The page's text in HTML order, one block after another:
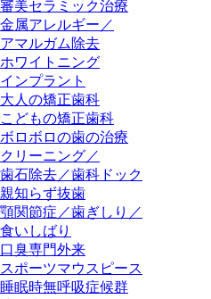
審美セラミック治療
金属アレルギー／
アマルガム除去
ホワイトニング
インプラント
大人の矯正歯科
こどもの矯正歯科
ボロボロの歯の治療
クリーニング／
歯石除去／歯科ドック
親知らず抜歯
顎関節症／歯ぎしり／
食いしばり
口臭専門外来
スポーツマウスピース
睡眠時無呼吸症候群